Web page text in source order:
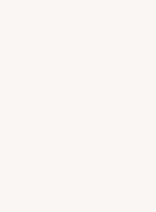
Method
Method